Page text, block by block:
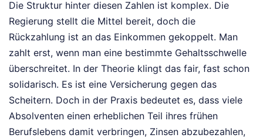
Die Struktur hinter diesen Zahlen ist komplex. Die
Regierung stellt die Mittel bereit, doch die
Rückzahlung ist an das Einkommen gekoppelt. Man
zahlt erst, wenn man eine bestimmte Gehaltsschwelle
überschreitet. In der Theorie klingt das fair, fast schon
solidarisch. Es ist eine Versicherung gegen das
Scheitern. Doch in der Praxis bedeutet es, dass viele
Absolventen einen erheblichen Teil ihres frühen
Berufslebens damit verbringen, Zinsen abzubezahlen,